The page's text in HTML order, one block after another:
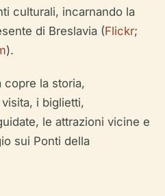
culturali, incarnando la
di Breslavia (Flickr;
).
copre la storia,
i biglietti,
le attrazioni vicine e
sui Ponti della